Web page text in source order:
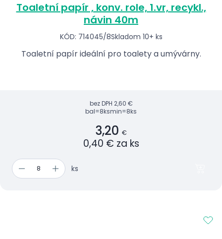
Toaletní papír , konv. role, 1.vr, recykl.,
návin 40m
KÓD: 714045/8Skladom 10+ ks
Toaletní papír ideální pro toalety a umývárny.
bez DPH 2,60 €
bal=8ksmin=8ks
3,20 €
0,40 € za ks
ks